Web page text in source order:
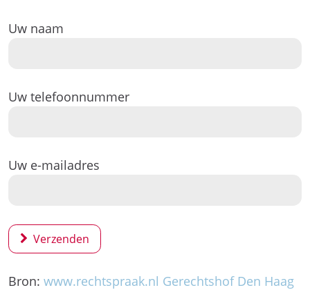
Uw naam
Uw telefoonnummer
Uw e-mailadres
Verzenden
Bron: www.rechtspraak.nl Gerechtshof Den Haag